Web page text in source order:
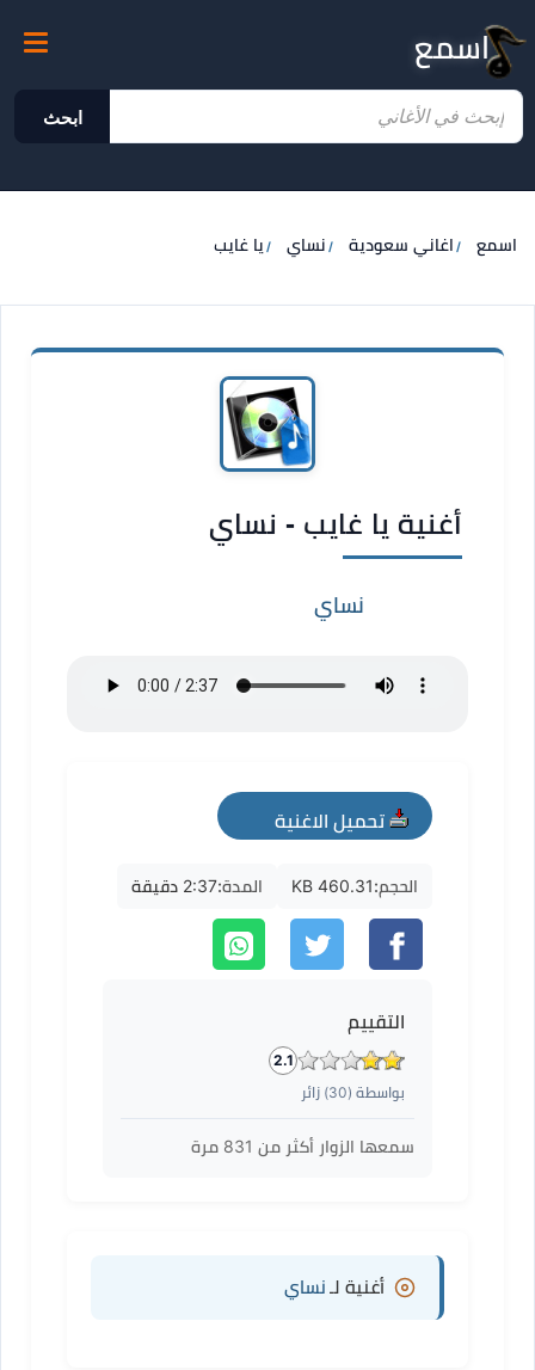
اسمع
ابحث
اسمع اغاني سعودية نساي يا غايب
أغنية يا غايب - نساي
نساي
تحميل الاغنية
mp3
الحجم:460.31 KB المدة:2:37 دقيقة
التقييم
2.1
بواسطة (30) زائر
سمعها الزوار أكثر من 831 مرة
أغنية لـ نساي